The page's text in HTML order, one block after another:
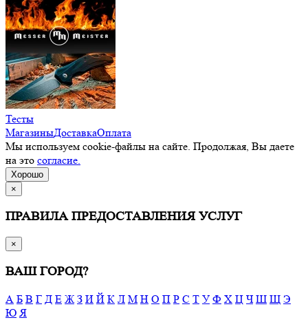
Тесты
МагазиныДоставкаОплата
Мы используем cookie-файлы на сайте. Продолжая, Вы даете
на это согласие.
Хорошо
×
ПРАВИЛА ПРЕДОСТАВЛЕНИЯ УСЛУГ
×
ВАШ ГОРОД?
А Б В Г Д Е Ж З И Й К Л М Н О П Р С Т У Ф Х Ц Ч Ш Щ Э
Ю Я